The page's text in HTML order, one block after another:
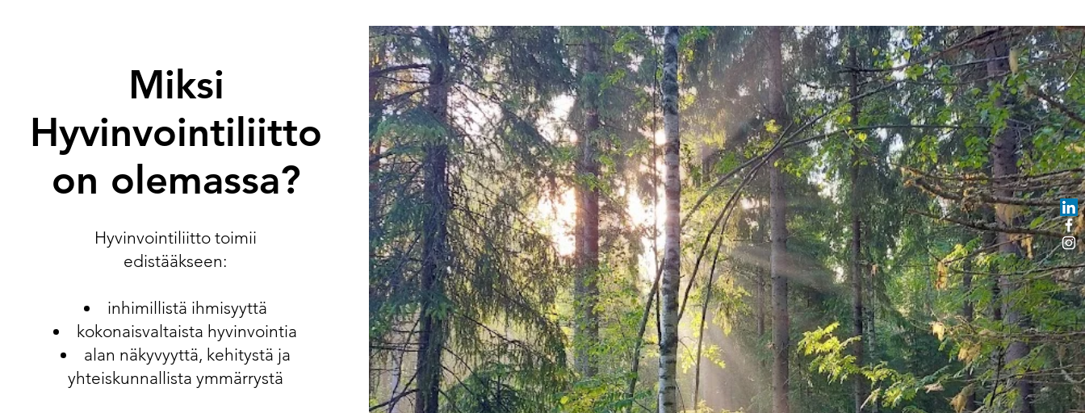
Miksi
Hyvinvointiliitto
on olemassa?
Hyvinvointiliitto toimii
edistääkseen:
inhimillistä ihmisyyttä
kokonaisvaltaista hyvinvointia
alan näkyvyyttä, kehitystä ja
yhteiskunnallista ymmärrystä